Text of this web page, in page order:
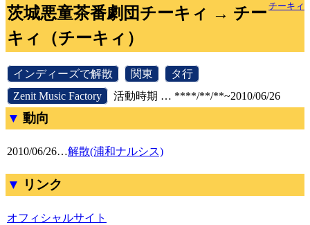
チーキィ
茨城悪童茶番劇団チーキィ → チー
キィ（チーキィ）
インディーズで解散 関東 タ行
Zenit Music Factory 活動時期 … ****/**/**~2010/06/26
動向
2010/06/26…解散(浦和ナルシス)
リンク
オフィシャルサイト